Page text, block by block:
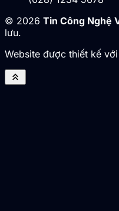
© 2026 Tin Công Nghệ
lưu.
Website được thiết kế
keyboard_double_arrow_up